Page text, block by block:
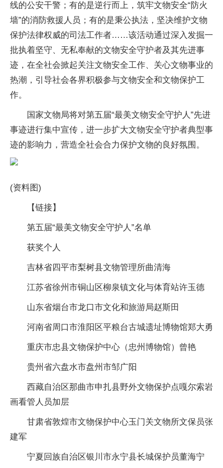
线的公安干警；有的是逆行而上，筑牢文物安全“防火
墙”的消防救援人员；有的是秉公执法，坚决维护文物
保护法律权威的司法工作者……该活动通过深入发掘一
批执着坚守、无私奉献的文物安全守护者及其先进事
迹，在全社会掀起关注文物安全工作、关心文物事业的
热潮，引导社会各界积极参与文物安全和文物保护工
作。
国家文物局将对第五届“最美文物安全守护人”先进
事迹进行集中宣传，进一步扩大文物安全守护者典型事
迹的影响力，营造全社会合力保护文物的良好氛围。
(资料图)
【链接】
第五届“最美文物安全守护人”名单
获奖个人
吉林省四平市梨树县文物管理所曲清海
江苏省徐州市铜山区柳泉镇文化与体育站许玉德
山东省烟台市龙口市文化和旅游局赵斯田
河南省周口市淮阳区平粮台古城遗址博物馆郑大勇
重庆市忠县文物保护中心（忠州博物馆）曾艳
贵州省六盘水市盘州市邹广阳
西藏自治区那曲市申扎县野外文物保护点嘎尔索岩
画看管人员加层
甘肃省敦煌市文物保护中心玉门关文物所文保员张
建军
宁夏回族自治区银川市永宁县长城保护员董海宁